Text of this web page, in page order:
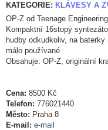
KATEGORIE: KLÁVESY A
OP-Z od Teenage
Kompaktní 16stopý
hudby odkudkoliv, na
málo používané
Obsahuje: OP-Z, originální
Cena: 8500 Kč
Telefon: 776021440
Město: Praha 8
E-mail: e-mail